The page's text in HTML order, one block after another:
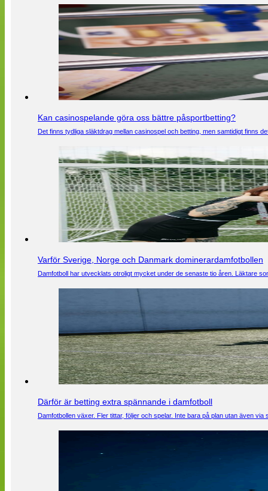
Kan casinospelande göra oss bättre påsportbetting?
Det finns tydliga släktdrag mellan casinospel och betting, men samtidigt finns
Varför Sverige, Norge och Danmark dominerardamfotbollen
Damfotboll har utvecklats otroligt mycket under de senaste tio åren. Läktare
Därför är betting extra spännande i damfotboll
Damfotbollen växer. Fler tittar, följer och spelar. Inte bara på plan utan även